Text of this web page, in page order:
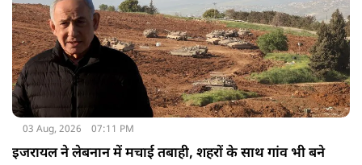
03 Aug, 2026 07:11 PM
इजरायल ने लेबनान में मचाई तबाही, शहरों के साथ गांव भी बने